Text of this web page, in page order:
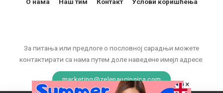
За питања или предлоге о пословној сарадњи можете
контактирати са нама путем доле наведене имејл адресе:
marketing@zelenaucionica.com
×